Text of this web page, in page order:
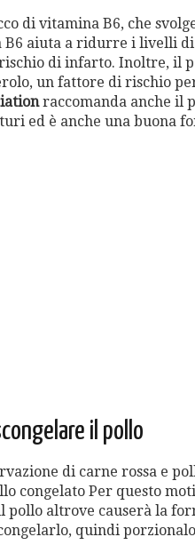
di vitamina B6, che
B6 aiuta a ridurre i livelli
di infarto. Inoltre, il
un fattore di rischio
raccomanda anche il
ed è anche una buona
il pollo
di carne rossa e
congelato Per questo
altrove causerà la
quindi